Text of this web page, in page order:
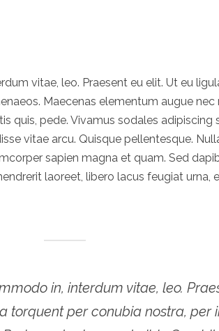
vitae, leo. Praesent eu elit. Ut eu
Maecenas elementum augue nec
quis, pede. Vivamus sodales adipiscing
vitae arcu. Quisque pellentesque.
sapien magna et quam. Sed
laoreet, libero lacus feugiat
in, interdum vitae, leo.
torquent per conubia nostra, per